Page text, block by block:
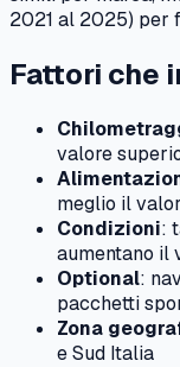
2021 al 2025) per
Fattori che
valore
meglio il
Condizioni:
aumentano il
Optional:
pacchetti
Zona
e Sud Italia